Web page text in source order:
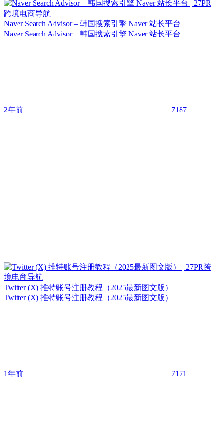
Naver Search Advisor – 韩国搜索引擎 Naver 站长平台
Naver Search Advisor – 韩国搜索引擎 Naver 站长平台
2年前 7187
Twitter (X) 推特账号注册教程（2025最新图文版）
Twitter (X) 推特账号注册教程（2025最新图文版）
1年前 7171